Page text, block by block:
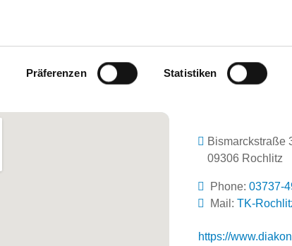
Präferenzen Statistiken
Bismarckstraße
09306 Rochlitz
Phone: 03737-
Mail:
https://